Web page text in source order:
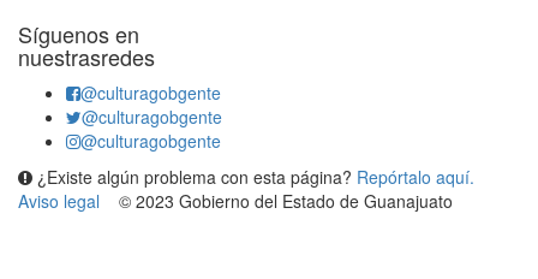
Síguenos en
nuestrasredes
@culturagobgente
@culturagobgente
@culturagobgente
¿Existe algún problema con esta página? Repórtalo aquí.
Aviso legal
© 2023 Gobierno del Estado de Guanajuato